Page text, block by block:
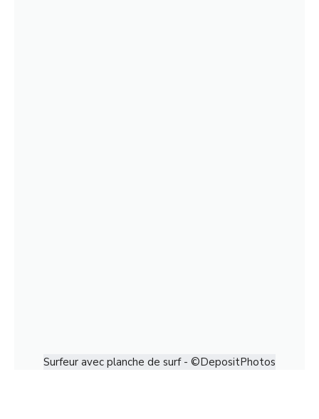
Surfeur avec planche de surf - ©DepositPhotos